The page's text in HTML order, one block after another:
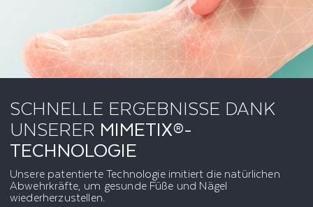
SCHNELLE ERGEBNISSE DANK
UNSERER MIMETIX®-
TECHNOLOGIE
Unsere patentierte Technologie imitiert die natürlichen
Abwehrkräfte, um gesunde Füße und Nägel
wiederherzustellen.